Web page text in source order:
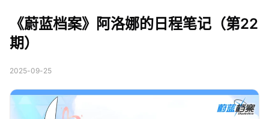
《蔚蓝档案》阿洛娜的日程笔记（第22
期）
2025-09-25